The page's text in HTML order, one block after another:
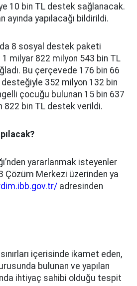
10 bin TL destek sağlanacak.
ayında yapılacağı bildirildi.
8 sosyal destek paketi
milyar 822 milyon 543 bin TL
Bu çerçevede 176 bin 66
352 milyon 132 bin
çocuğu bulunan 15 bin 637
822 bin TL destek verildi.
yararlanmak isteyenler
Çözüm Merkezi üzerinden ya
adresinden
içerisinde ikamet eden,
bulunan ve yapılan
ihtiyaç sahibi olduğu tespit